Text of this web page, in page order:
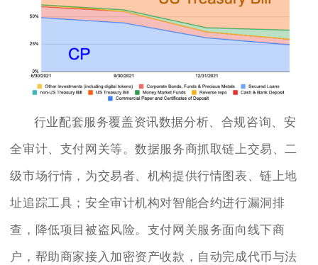
行业配套服务覆盖资讯数据分析、合规咨询、安
全审计、支付网关等。数据服务商抓取链上交易、二
级市场行情，为交易者、机构提供行情图表、链上地
址追踪工具；安全审计机构对智能合约进行漏洞排
查，降低项目被盗风险。支付网关服务面向线下商
户，帮助商家接入加密资产收款，自动完成代币与法